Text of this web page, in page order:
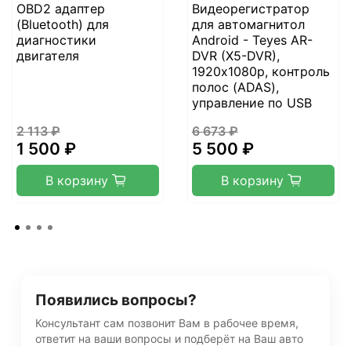
OBD2 адаптер
(Bluetooth) для
диагностики
двигателя
2 113 ₽
1 500 ₽
В корзину
Видеорегистратор
для автомагнитол
Android - Teyes AR-
DVR (X5-DVR),
1920х1080p, контроль
полос (ADAS),
управление по USB
6 673 ₽
5 500 ₽
В корзину
Появились вопросы?
Консультант сам позвонит Вам в рабочее время,
ответит на ваши вопросы и подберёт на Ваш авто